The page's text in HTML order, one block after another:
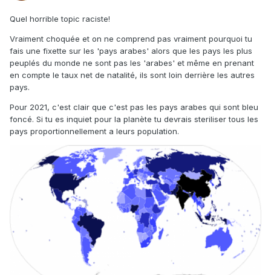
Quel horrible topic raciste!
Vraiment choquée et on ne comprend pas vraiment pourquoi tu
fais une fixette sur les 'pays arabes' alors que les pays les plus
peuplés du monde ne sont pas les 'arabes' et même en prenant
en compte le taux net de natalité, ils sont loin derrière les autres
pays.
Pour 2021, c'est clair que c'est pas les pays arabes qui sont bleu
foncé. Si tu es inquiet pour la planète tu devrais steriliser tous les
pays proportionnellement a leurs population.